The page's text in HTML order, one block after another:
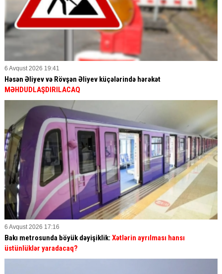
6 Avqust 2026 19:41
Həsən Əliyev və Rövşən Əliyev küçələrində hərəkət
MƏHDUDLAŞDIRILACAQ
6 Avqust 2026 17:16
Bakı metrosunda böyük dəyişiklik: Xətlərin ayrılması hansı
üstünlüklər yaradacaq?